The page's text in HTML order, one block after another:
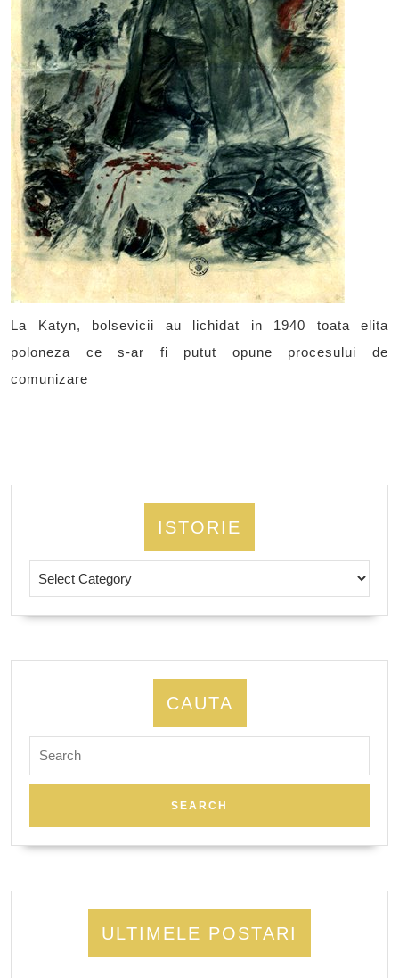
La Katyn, bolsevicii au lichidat in 1940 toata elita
poloneza ce s-ar fi putut opune procesului de
comunizare
ISTORIE
CAUTA
for:
ULTIMELE POSTARI